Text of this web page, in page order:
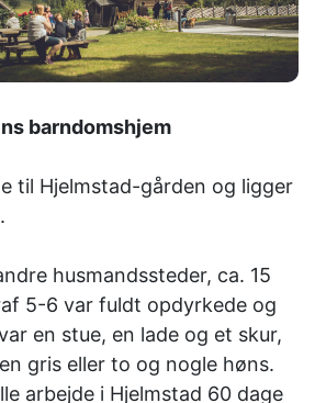
barndomshjem
til Hjelmstad-gården og ligger
husmandssteder, ca. 15
5-6 var fuldt opdyrkede og
en stue, en lade og et skur,
gris eller to og nogle høns.
arbejde i Hjelmstad 60 dage